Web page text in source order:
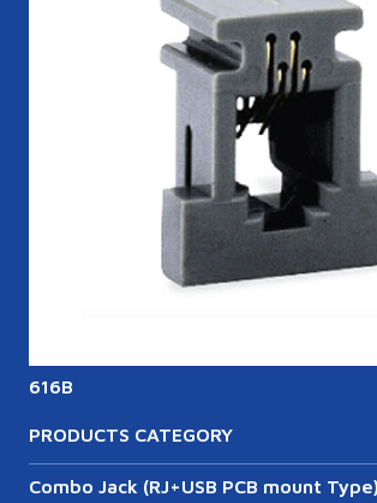
616B
PRODUCTS CATEGORY
Combo Jack (RJ+USB PCB mount Type)